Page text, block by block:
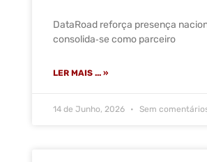
DataRoad reforça presença
consolida‑se como parceiro
LER MAIS ... »
14 de Junho, 2026 Sem